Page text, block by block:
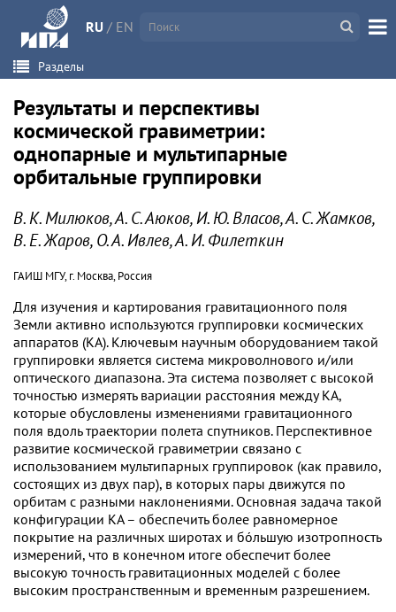
RU / EN
Разделы
Результаты и перспективы
космической гравиметрии:
однопарные и мультипарные
орбитальные группировки
В. К. Милюков, А. С. Аюков, И. Ю. Власов, А. С. Жамков,
В. Е. Жаров, О. А. Ивлев, А. И. Филеткин
ГАИШ МГУ, г. Москва, Россия
Для изучения и картирования гравитационного поля
Земли активно используются группировки космических
аппаратов (КА). Ключевым научным оборудованием такой
группировки является система микроволнового и/или
оптического диапазона. Эта система позволяет с высокой
точностью измерять вариации расстояния между КА,
которые обусловлены изменениями гравитационного
поля вдоль траектории полета спутников. Перспективное
развитие космической гравиметрии связано с
использованием мультипарных группировок (как правило,
состоящих из двух пар), в которых пары движутся по
орбитам с разными наклонениями. Основная задача такой
конфигурации КА – обеспечить более равномерное
покрытие на различных широтах и бóльшую изотропность
измерений, что в конечном итоге обеспечит более
высокую точность гравитационных моделей с более
высоким пространственным и временным разрешением.